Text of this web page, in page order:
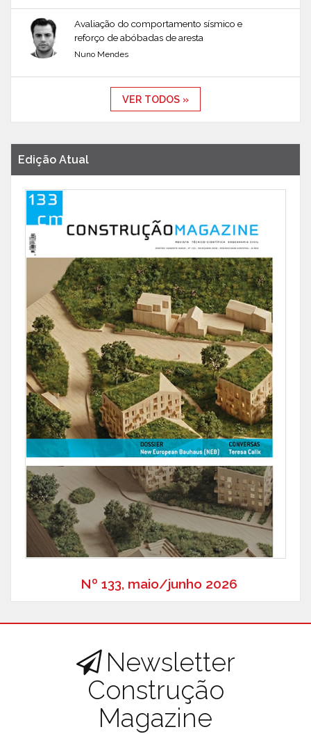
Avaliação do comportamento sísmico e
reforço de abóbadas de aresta
Nuno Mendes
VER TODOS »
Edição Atual
Nº 133, maio/junho 2026
Newsletter
Construção
Magazine